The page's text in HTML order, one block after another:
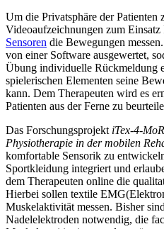
Um die Privatsphäre der Patienten
Videoaufzeichnungen zum
Sensoren die Bewegungen
von einer Software ausgewertet,
Übung individuelle Rückmeldung
spielerischen Elementen seine
kann. Dem Therapeuten wird es
Patienten aus der Ferne zu
Das Forschungsprojekt iTex-4-
Physiotherapie in der mobilen
komfortable Sensorik zu
Sportkleidung integriert und
dem Therapeuten online die
Hierbei sollen textile
Muskelaktivität messen. Bisher
Nadelelektroden notwendig, die